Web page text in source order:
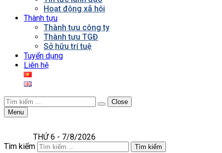
Hoạt động xã hội
Thành tựu
Thành tựu công ty
Thành tựu TGĐ
Sở hữu trí tuệ
Tuyển dụng
Liên hệ
Close
Menu
THỨ 6 - 7/8/2026
Tìm kiếm
Tìm kiếm